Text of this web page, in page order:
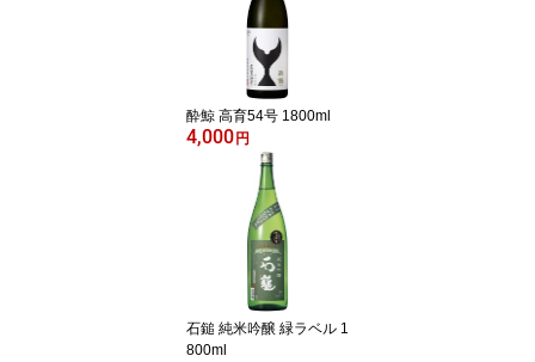
酔鯨 高育54号 1800ml
4,000 円
石鎚 純米吟醸 緑ラベル 1
800ml